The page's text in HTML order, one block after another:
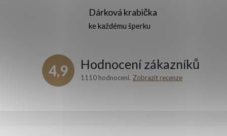
Dárková krabička
ke každému šperku
4,9 Hodnocení zákazníků
1110 hodnocení Zobrazit recenze